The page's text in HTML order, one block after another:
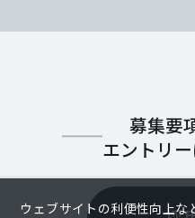
募集要
エントリ
ウェブサイトの利便性向上な